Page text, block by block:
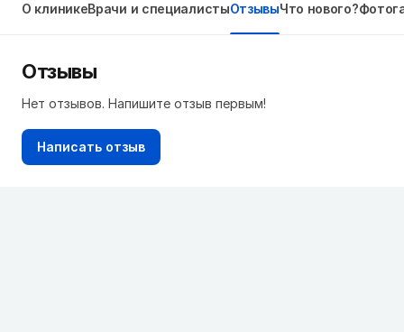
О клиникеВрачи и специалистыОтзывыЧто нового?
Отзывы
Нет отзывов. Напишите отзыв первым!
Написать отзыв